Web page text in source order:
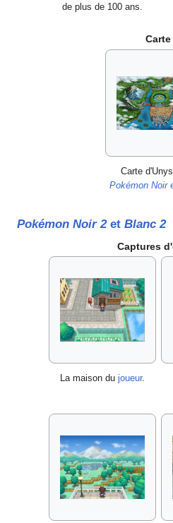
de plus de 100 ans.
Carte
Carte
Pokémon Noir
Pokémon Noir 2et Blanc 2
Captures
La maison du joueur.